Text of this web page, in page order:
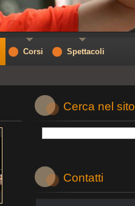
Cerca nel sito
Contatti
Corsi Spettacoli